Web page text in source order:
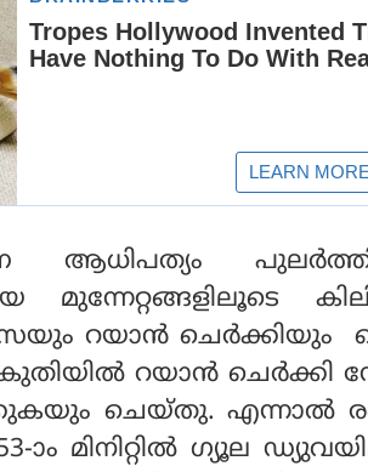
മുന്നേറ്റങ്ങളിലൂടെ
റയാന്‍
റയാന്‍ ചെര്‍ക്കി
ചെയ്തു. എന്നാല്‍
ാം മിനിറ്റില്‍ ഗ്യൂല